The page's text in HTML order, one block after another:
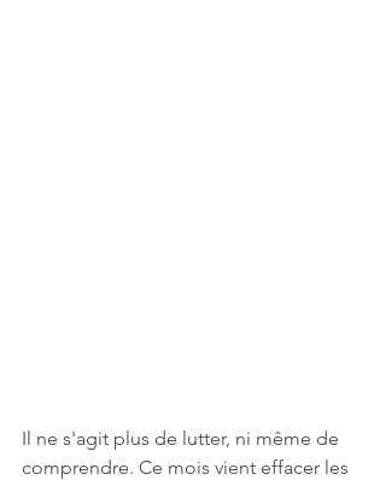
Il ne s'agit plus de lutter, ni même de
comprendre. Ce mois vient effacer les